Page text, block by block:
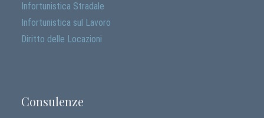
Infortunistica Stradale
Infortunistica sul Lavoro
Diritto delle Locazioni
Consulenze